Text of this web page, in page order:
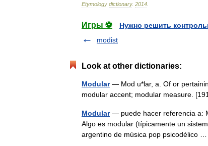
Etymology dictionary. 2014
Игры ⚽
Нужно решить
modist
Look at other dictionaries:
Modular— Mod u*lar, a. Of or
modular accent; modular measure.
Modular— puede hacer referencia a:
Algo es modular (típicamente un
argentino de música pop psicodélico